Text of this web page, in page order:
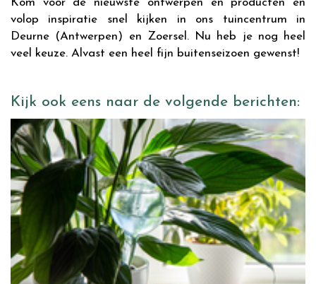
volop inspiratie snel kijken in ons tuincentrum in
Deurne (Antwerpen) en Zoersel. Nu heb je nog heel
veel keuze. Alvast een heel fijn buitenseizoen gewenst!
Kijk ook eens naar de volgende berichten: